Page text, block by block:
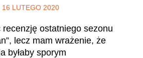
16 LUTEGO 2020
recenzję ostatniego sezonu
lecz mam wrażenie, że
byłaby sporym